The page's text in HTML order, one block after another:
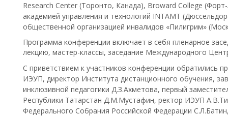
Research Center (Торонто, Канада), Broward College
академией управления и технологий INTAMT
общественной организацией инвалидов «Пилигрим»
Программа конференции включает в себя пленарное
лекцию, мастер-классы, заседание Международного
С приветствием к участников конференции обратились
ИЭУП, директор Института дистанционного обучения,
инклюзивной педагогики Д.З.Ахметова, первый
Республики Татарстан Д.М.Мустафин, ректор ИЭУП
Федерального Собрания Российской Федерации